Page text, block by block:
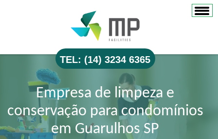
TEL: (14) 3234 6365
Empresa de limpeza e
conservação para condomínios
em Guarulhos SP